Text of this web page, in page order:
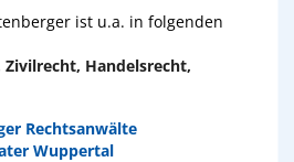
ist u.a. in folgenden
Handelsrecht,
Rechtsanwälte
Wuppertal